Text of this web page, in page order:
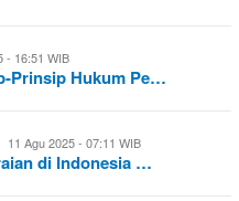
- 16:51 WIB
Prinsip Hukum Pe…
11 Agu 2025 - 07:11 WIB
di Indonesia …